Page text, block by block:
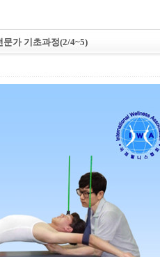
문가 기초과정(2/4~5)